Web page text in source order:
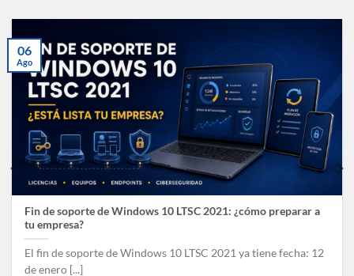
Fin de soporte de Windows 10 LTSC 2021: ¿cómo preparar a
tu empresa?
El fin de soporte de Windows 10 LTSC 2021 ya tiene fecha: 12
de enero [...]
06
Ago